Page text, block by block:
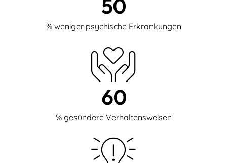
50
% weniger psychische Erkrankungen
60
% gesündere Verhaltensweisen